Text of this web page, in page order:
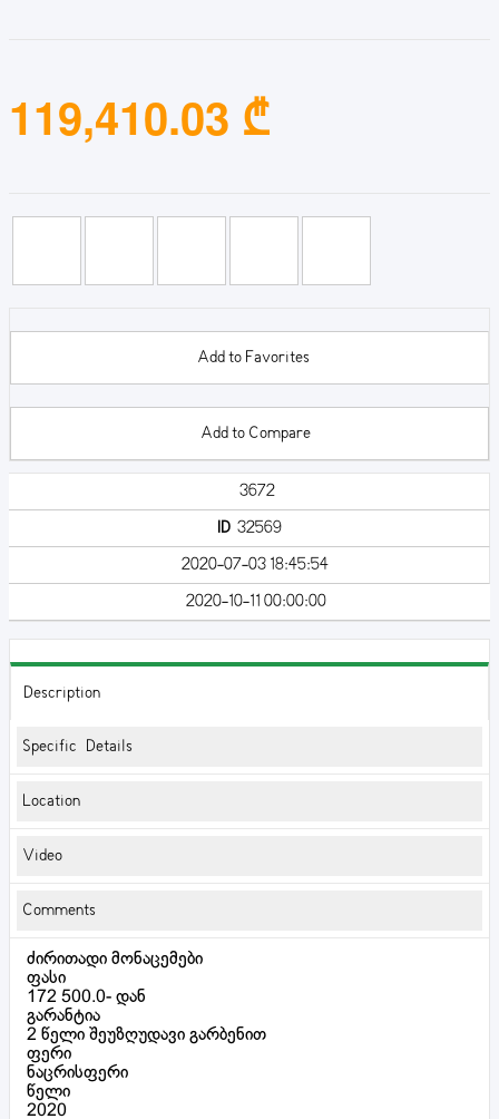
119,410.03 ₾
Add to Favorites
Add to Compare
3672
ID32569
2020-07-03 18:45:54
2020-10-11 00:00:00
Description
Specific Details
Location
Video
Comments
ძირითადი მონაცემები
ფასი
172 500.0- დან
გარანტია
2 წელი შეუზღუდავი გარბენით
ფერი
ნაცრისფერი
წელი
2020